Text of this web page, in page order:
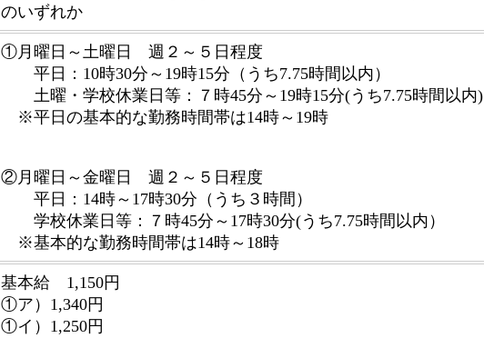
のいずれか
①月曜日～土曜日 週２～５日程度
平日：10時30分～19時15分（うち7.75時間以内）
土曜・学校休業日等：７時45分～19時15分(うち7.75時間以内)
※平日の基本的な勤務時間帯は14時～19時
②月曜日～金曜日 週２～５日程度
平日：14時～17時30分（うち３時間）
学校休業日等：７時45分～17時30分(うち7.75時間以内）
※基本的な勤務時間帯は14時～18時
基本給 1,150円
①ア）1,340円
①イ）1,250円